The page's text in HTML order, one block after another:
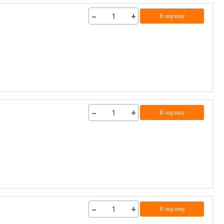
− + В корзину
− + В корзину
− + В корзину